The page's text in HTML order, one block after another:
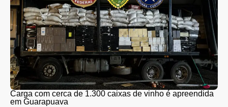
Carga com cerca de 1.300 caixas de vinho é apreendida
em Guarapuava